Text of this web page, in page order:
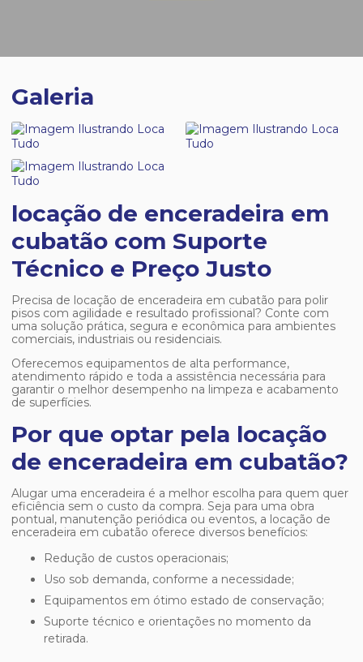
Galeria
locação de enceradeira em
cubatão com Suporte
Técnico e Preço Justo
Precisa de locação de enceradeira em cubatão para polir
pisos com agilidade e resultado profissional? Conte com
uma solução prática, segura e econômica para ambientes
comerciais, industriais ou residenciais.
Oferecemos equipamentos de alta performance,
atendimento rápido e toda a assistência necessária para
garantir o melhor desempenho na limpeza e acabamento
de superfícies.
Por que optar pela locação
de enceradeira em cubatão?
Alugar uma enceradeira é a melhor escolha para quem quer
eficiência sem o custo da compra. Seja para uma obra
pontual, manutenção periódica ou eventos, a locação de
enceradeira em cubatão oferece diversos benefícios:
Redução de custos operacionais;
Uso sob demanda, conforme a necessidade;
Equipamentos em ótimo estado de conservação;
Suporte técnico e orientações no momento da
retirada.